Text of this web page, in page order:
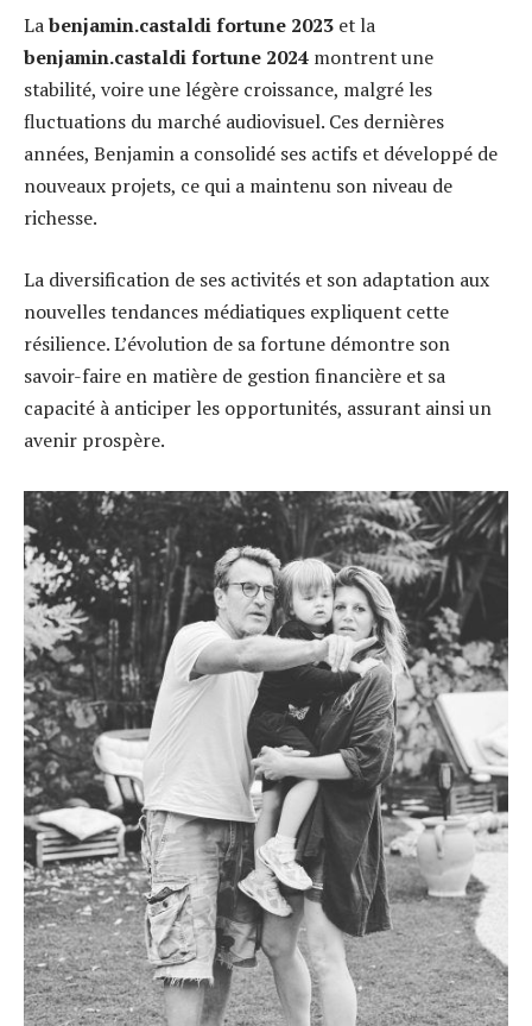
Labenjamin.castaldi fortune 2023 et la
benjamin.castaldi fortune 2024 montrent une
stabilité, voire une légère croissance, malgré les
fluctuations du marché audiovisuel. Ces dernières
années, Benjamin a consolidé ses actifs et développé de
nouveaux projets, ce qui a maintenu son niveau de
richesse.
La diversification de ses activités et son adaptation aux
nouvelles tendances médiatiques expliquent cette
résilience. L’évolution de sa fortune démontre son
savoir-faire en matière de gestion financière et sa
capacité à anticiper les opportunités, assurant ainsi un
avenir prospère.